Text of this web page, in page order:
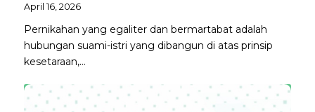
April 16, 2026
Pernikahan yang egaliter dan bermartabat adalah
hubungan suami-istri yang dibangun di atas prinsip
kesetaraan,…